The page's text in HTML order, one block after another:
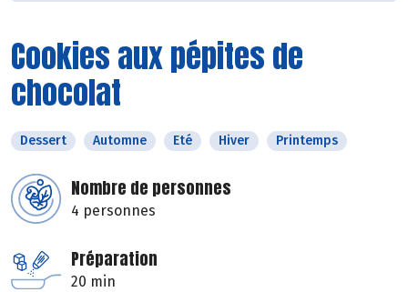
Cookies aux pépites de
chocolat
Dessert Automne Eté Hiver Printemps
Nombre de personnes
4 personnes
Préparation
20 min